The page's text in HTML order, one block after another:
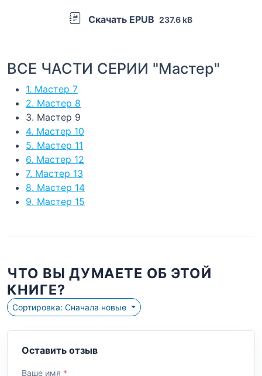
Скачать EPUB 237.6 kB
ВСЕ ЧАСТИ СЕРИИ "Мастер"
1. Мастер 7
2. Мастер 8
3. Мастер 9
4. Мастер 10
5. Мастер 11
6. Мастер 12
7. Мастер 13
8. Мастер 14
9. Мастер 15
ЧТО ВЫ ДУМАЕТЕ ОБ ЭТОЙ
КНИГЕ?
Сортировка: Сначала новые
Оставить отзыв
Ваше имя *